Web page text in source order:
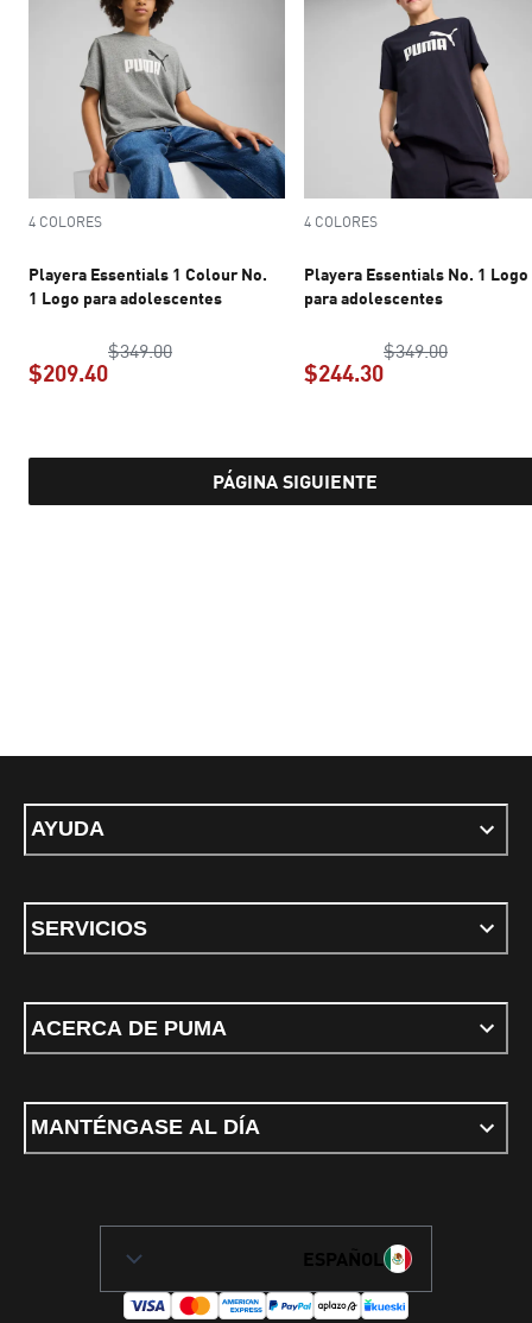
4 COLORES
Playera Essentials 1 Colour No.
1 Logo para adolescentes
$349.00precio original $349.00
$209.40
4 COLORES
Playera Essentials No. 1 Logo
para adolescentes
$349.00precio
$244.30
PÁGINA SIGUIENTE
AYUDA
SERVICIOS
ACERCA DE PUMA
MANTÉNGASE AL DÍA
ESPAÑOL